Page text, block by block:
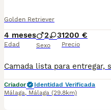
Golden Retriever
4 meses
Edad
2 3
Sexo
1200 €
Precio
Criador
Identidad Verificada
Málaga, Málaga (29.8km)